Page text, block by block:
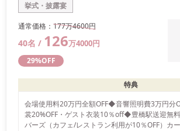
挙式・披露宴
通常価格： 177万4600円
40名 / 126万4000円
29%OFF
特典
会場使用料20万円全額OFF◆音響照明費3万円分
裳20%OFF・ゲスト衣装10％off◆豊橋駅送迎無
バーズ（カフェ/レストラン利用が10％OFF）カ